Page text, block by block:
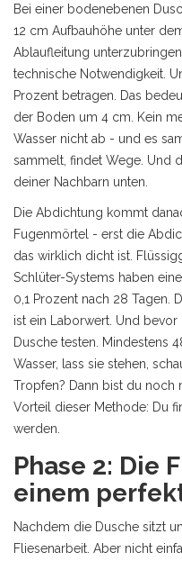
Bei einer bodenebenen
12 cm Aufbauhöhe unter
Ablaufleitung
technische Notwendigkeit.
Prozent betragen. Das
der Boden um 4 cm. Kein
Wasser nicht ab - und es
sammelt, findet Wege. Und
deiner Nachbarn unten.
Die Abdichtung kommt
Fugenmörtel - erst die
das wirklich dicht ist.
Schlüter-Systems haben
0,1 Prozent nach 28 Tagen.
ist ein Laborwert. Und
Dusche testen. Mindestens
Wasser, lass sie stehen,
Tropfen? Dann bist du noch
Vorteil dieser Methode: Du
werden.
Phase 2: Die
einem
Nachdem die Dusche sitzt
Fliesenarbeit. Aber nicht